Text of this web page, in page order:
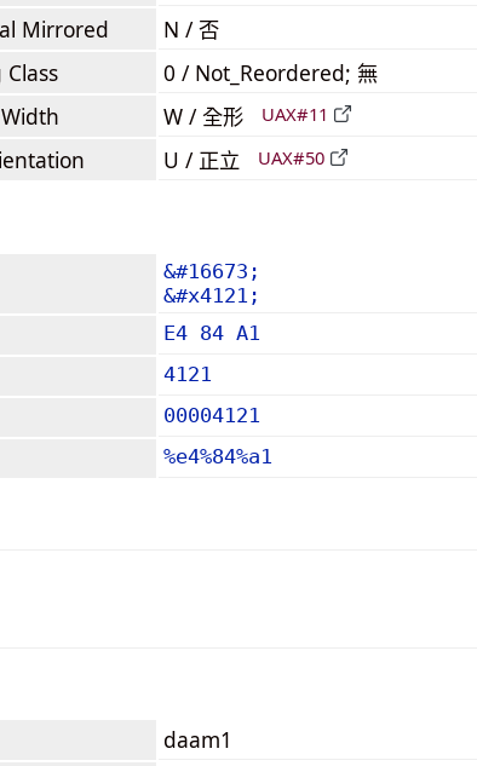
Mirrored
N / 否
0 / Not_Reordered; 無
W / 全形 UAX#11
U / 正立 UAX#50
&#16673;
&#x4121;
E4 84 A1
4121
00004121
%e4%84%a1
daam1